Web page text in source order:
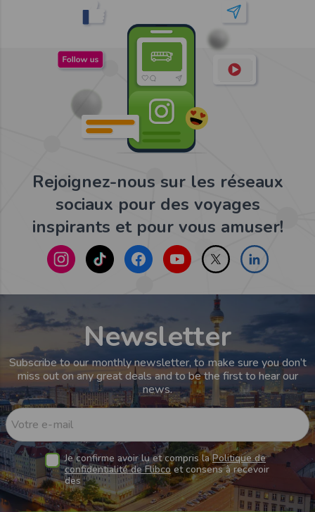
Rejoignez-nous sur les réseaux
sociaux pour des voyages
inspirants et pour vous amuser!
Newsletter
Subscribe to our monthly newsletter, to make sure you don’t
miss out on any great deals and to be the first to hear our
news.
Votre e-mail
Je confirme avoir lu et compris laPolitique de
confidentialité de Flibcoet consens à recevoir
des